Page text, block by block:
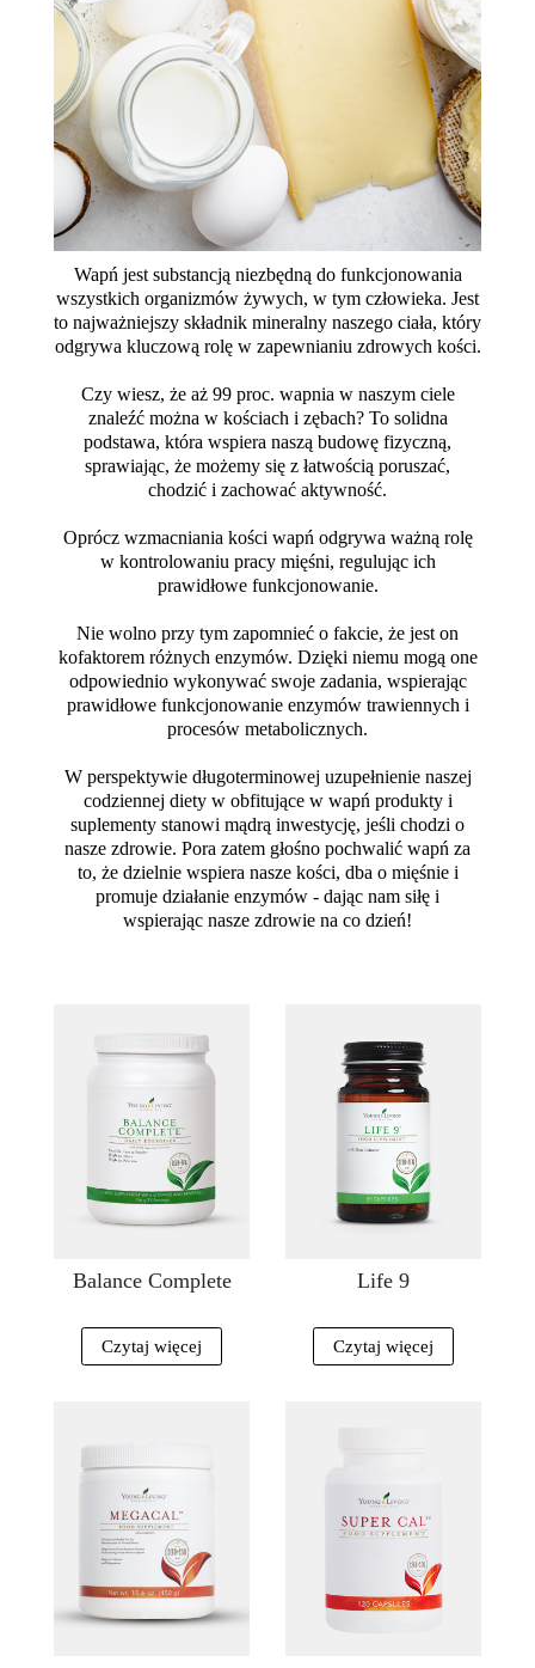
Wapń jest substancją niezbędną do funkcjonowania
wszystkich organizmów żywych, w tym człowieka. Jest
to najważniejszy składnik mineralny naszego ciała, który
odgrywa kluczową rolę w zapewnianiu zdrowych kości.
Czy wiesz, że aż 99 proc. wapnia w naszym ciele
znaleźć można w kościach i zębach? To solidna
podstawa, która wspiera naszą budowę fizyczną,
sprawiając, że możemy się z łatwością poruszać,
chodzić i zachować aktywność.
Oprócz wzmacniania kości wapń odgrywa ważną rolę
w kontrolowaniu pracy mięśni, regulując ich
prawidłowe funkcjonowanie.
Nie wolno przy tym zapomnieć o fakcie, że jest on
kofaktorem różnych enzymów. Dzięki niemu mogą one
odpowiednio wykonywać swoje zadania, wspierając
prawidłowe funkcjonowanie enzymów trawiennych i
procesów metabolicznych.
W perspektywie długoterminowej uzupełnienie naszej
codziennej diety w obfitujące w wapń produkty i
suplementy stanowi mądrą inwestycję, jeśli chodzi o
nasze zdrowie. Pora zatem głośno pochwalić wapń za
to, że dzielnie wspiera nasze kości, dba o mięśnie i
promuje działanie enzymów - dając nam siłę i
wspierając nasze zdrowie na co dzień!
Balance Complete
Czytaj więcej
Life 9
Czytaj więcej